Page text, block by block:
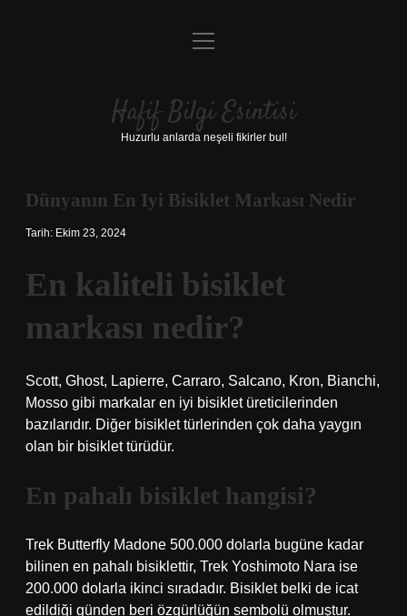
Anasayfa
Yasal Uyarı
menüyü
Hafif Bilgi Esintisi
Huzurlu anlarda neşeli fikirler bul!
Dünyanın En Iyi Bisiklet Markası Nedir
Tarih: Ekim 23, 2024
En kaliteli bisiklet
markası nedir?
Scott, Ghost, Lapierre, Carraro, Salcano, Kron, Bianchi,
Mosso gibi markalar en iyi bisiklet üreticilerinden
bazılarıdır. Diğer bisiklet türlerinden çok daha yaygın
olan bir bisiklet türüdür.
En pahalı bisiklet hangisi?
Trek Butterfly Madone 500.000 dolarla bugüne kadar
bilinen en pahalı bisiklettir, Trek Yoshimoto Nara ise
200.000 dolarla ikinci sıradadır. Bisiklet belki de icat
edildiği günden beri özgürlüğün sembolü olmuştur.